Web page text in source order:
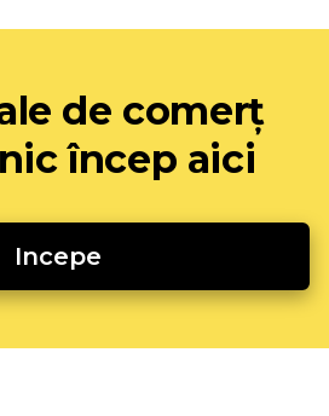
de comerț
încep aici
Incepe